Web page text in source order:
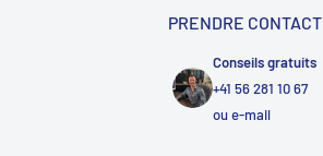
PRENDRE CONTACT
Conseils gratuits
+41 56 281 10 67
oue-mail